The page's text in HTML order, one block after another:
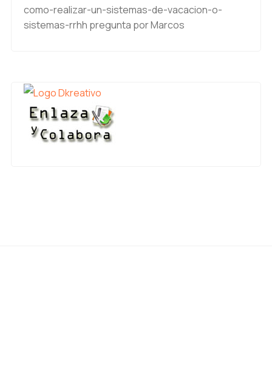
como-realizar-un-sistemas-de-vacacion-o-
sistemas-rrhh pregunta por Marcos